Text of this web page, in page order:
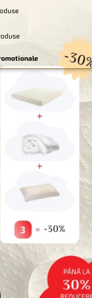
web în acest navigator